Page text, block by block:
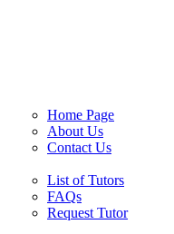
Home Page
About Us
Contact Us
List of Tutors
FAQs
Request Tutor